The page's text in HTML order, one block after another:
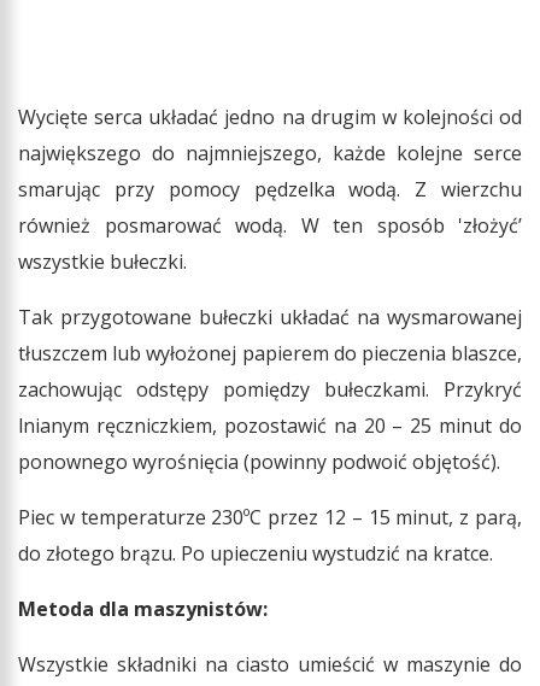
Wycięte serca układać jedno na drugim w kolejności od
największego do najmniejszego, każde kolejne serce
smarując przy pomocy pędzelka wodą. Z wierzchu
również posmarować wodą. W ten sposób 'złożyć’
wszystkie bułeczki.
Tak przygotowane bułeczki układać na wysmarowanej
tłuszczem lub wyłożonej papierem do pieczenia blaszce,
zachowując odstępy pomiędzy bułeczkami. Przykryć
lnianym ręczniczkiem, pozostawić na 20 – 25 minut do
ponownego wyrośnięcia (powinny podwoić objętość).
Piec w temperaturze 230ºC przez 12 – 15 minut, z parą,
do złotego brązu. Po upieczeniu wystudzić na kratce.
Metoda dla maszynistów:
Wszystkie składniki na ciasto umieścić w maszynie do